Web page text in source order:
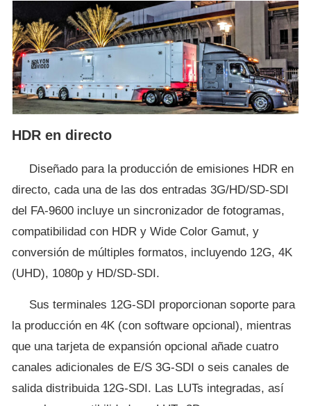
HDR en directo
Diseñado para la producción de emisiones HDR en
directo, cada una de las dos entradas 3G/HD/SD-SDI
del FA-9600 incluye un sincronizador de fotogramas,
compatibilidad con HDR y Wide Color Gamut, y
conversión de múltiples formatos, incluyendo 12G, 4K
(UHD), 1080p y HD/SD-SDI.
Sus terminales 12G-SDI proporcionan soporte para
la producción en 4K (con software opcional), mientras
que una tarjeta de expansión opcional añade cuatro
canales adicionales de E/S 3G-SDI o seis canales de
salida distribuida 12G-SDI. Las LUTs integradas, así